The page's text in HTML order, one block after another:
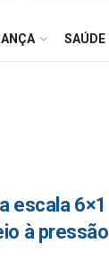
SAÚDE
escala 6×1
à pressão